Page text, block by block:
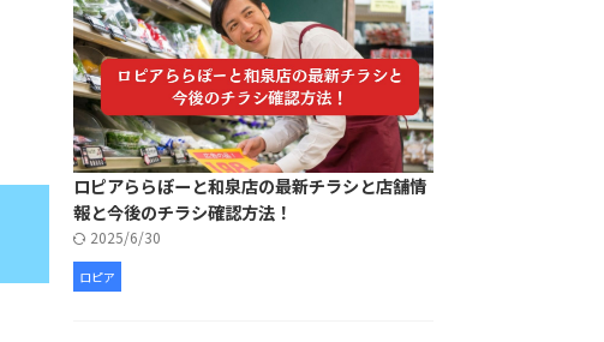
ロピアららぽーと和泉店の最新チラシと店舗情
報と今後のチラシ確認方法！
2025/6/30
ロピア